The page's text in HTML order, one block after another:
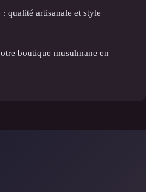
qualité artisanale et style
boutique musulmane en